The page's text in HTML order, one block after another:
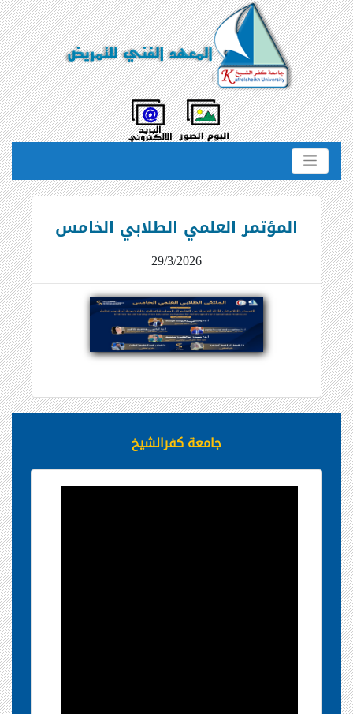
المؤتمر العلمي الطلابي الخامس
29/3/2026
جامعة كفرالشيخ